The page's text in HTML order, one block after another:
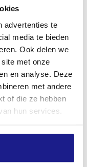
advertenties te
media te bieden
Ook delen we
met onze
en analyse. Deze
met andere
of die ze hebben
hun services.